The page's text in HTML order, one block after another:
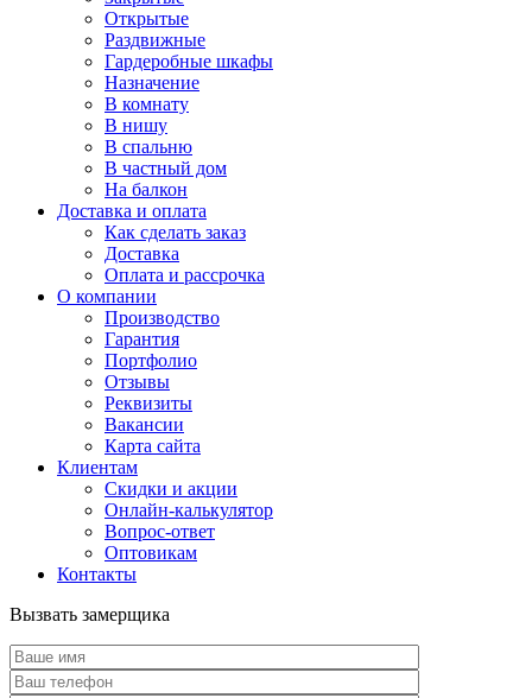
Открытые
Раздвижные
Гардеробные шкафы
Назначение
В комнату
В нишу
В спальню
В частный дом
На балкон
Доставка и оплата
Как сделать заказ
Доставка
Оплата и рассрочка
О компании
Производство
Гарантия
Портфолио
Отзывы
Реквизиты
Вакансии
Карта сайта
Клиентам
Скидки и акции
Онлайн-калькулятор
Вопрос-ответ
Оптовикам
Контакты
Вызвать замерщика